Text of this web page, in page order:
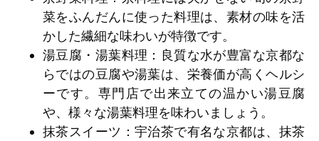
菜をふんだんに使った料理は、素材の味を活
かした繊細な味わいが特徴です。
湯豆腐・湯葉料理 ：良質な水が豊富な京都な
らではの豆腐や湯葉は、栄養価が高くヘルシ
ーです。専門店で出来立ての温かい湯豆腐
や、様々な湯葉料理を味わいましょう。
抹茶スイーツ ：宇治茶で有名な京都は、抹茶